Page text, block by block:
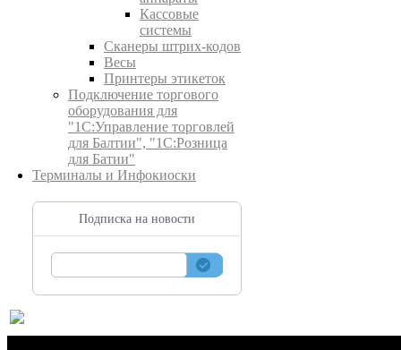
Кассовые
системы
Сканеры штрих-кодов
Весы
Принтеры этикеток
Подключение торгового
оборудования для
"1С:Управление торговлей
для Балтии", "1С:Розница
для Батии"
Терминалы и Инфокиоски
Подписка на новости